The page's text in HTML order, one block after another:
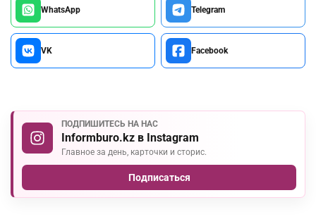
WhatsApp Telegram
VK Facebook
ПОДПИШИТЕСЬ НА НАС
Informburo.kz в Instagram
Главное за день, карточки и сторис.
Подписаться